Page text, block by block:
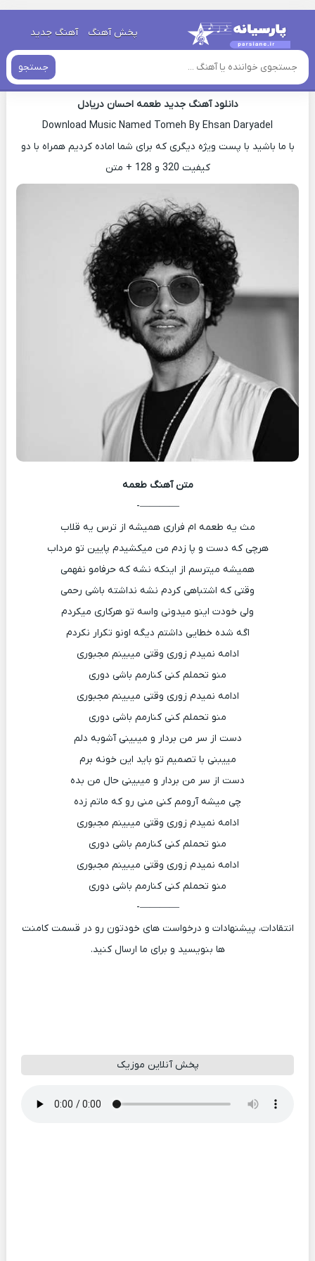
پخش آهنگ آهنگ جدید
جستجو
خانه » دانلود آهنگ جدید
اهنگ احسان دریادل طعمه جدید
دانلود آهنگ جدید طعمه احسان دریادل
Download Music Named Tomeh By Ehsan Daryadel
با ما باشید با پست ویژه دیگری که برای شما اماده کردیم همراه با دو
کیفیت 320 و 128 + متن
متن آهنگ طعمه
————-
مث یه طعمه ام فراری همیشه از ترس یه قلاب
هرچی که دست و پا زدم من میکشیدم پایین تو مرداب
همیشه میترسم از اینکه نشه که حرفامو نفهمی
وقتی که اشتباهی کردم نشه نداشته باشی رحمی
ولی خودت اینو میدونی واسه تو هرکاری میکردم
اگه شده خطایی داشتم دیگه اونو تکرار نکردم
ادامه نمیدم زوری وقتی میبینم مجبوری
منو تحملم کنی کنارمم باشی دوری
ادامه نمیدم زوری وقتی میبینم مجبوری
منو تحملم کنی کنارمم باشی دوری
دست از سر من بردار و میبینی آشوبه دلم
مییبنی با تصمیم تو باید این خونه برم
دست از سر من بردار و میبینی حال من بده
چی میشه آرومم کنی منی رو که ماتم زده
ادامه نمیدم زوری وقتی میبینم مجبوری
منو تحملم کنی کنارمم باشی دوری
ادامه نمیدم زوری وقتی میبینم مجبوری
منو تحملم کنی کنارمم باشی دوری
————-
انتقادات، پیشنهادات و درخواست های خودتون رو در قسمت کامنت
ها بنویسید و برای ما ارسال کنید.
پخش آنلاین موزیک